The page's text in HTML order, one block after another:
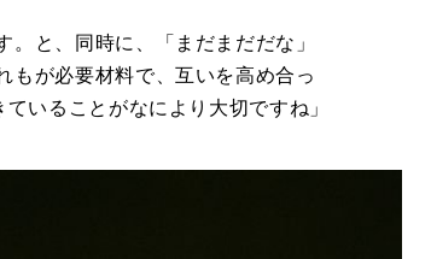
。と、同時に、「まだまだだな」
もが必要材料で、互いを高め合っ
ていることがなにより大切ですね」